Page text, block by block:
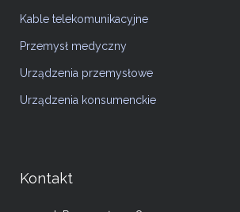
Kable telekomunikacyjne
Przemysł medyczny
Urządzenia przemysłowe
Urządzenia konsumenckie
Kontakt